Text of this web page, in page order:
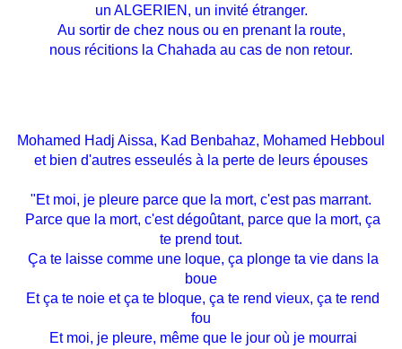
un ALGERIEN, un invité étranger.
Au sortir de chez nous ou en prenant la route,
nous récitions la Chahada au cas de non retour.
Mohamed Hadj Aissa, Kad Benbahaz, Mohamed Hebboul
et bien d'autres esseulés à la perte de leurs épouses
"Et moi, je pleure parce que la mort, c'est pas marrant.
Parce que la mort, c'est dégoûtant, parce que la mort, ça
te prend tout.
Ça te laisse comme une loque, ça plonge ta vie dans la
boue
Et ça te noie et ça te bloque, ça te rend vieux, ça te rend
fou
Et moi, je pleure, même que le jour où je mourrai